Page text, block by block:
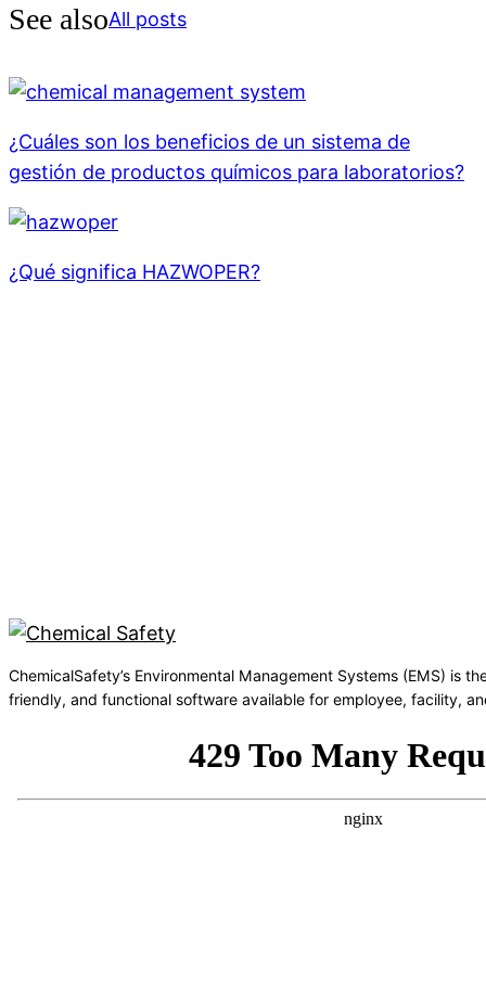
See alsoAll posts
¿Cuáles son los beneficios de un sistema de
gestión de productos químicos para laboratorios?
¿Qué significa HAZWOPER?
ChemicalSafety’s Environmental Management Systems (EMS) is
friendly, and functional software available for employee, facility,